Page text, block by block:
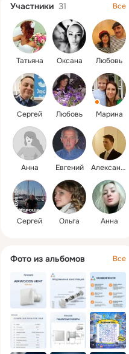
Участники 31 Все
Татьяна Оксана Любовь
Сергей Любовь Марина
Анна Евгений Александр
Сергей Ольга Анна
Фото из альбомов Все